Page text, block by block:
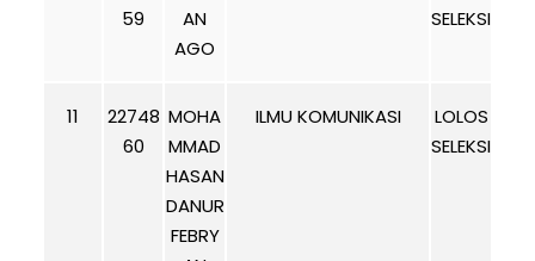
59
AN
AGO
SELEKSI
11
22748
60
MOHA
MMAD
HASAN
DANUR
FEBRY
ILMU KOMUNIKASI
LOLOS
SELEKSI